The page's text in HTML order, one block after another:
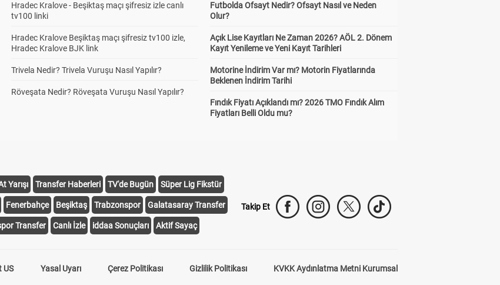
Hradec Kralove - Beşiktaş maçı şifresiz izle canlı
tv100 linki
Hradec Kralove Beşiktaş maçı şifresiz tv100 izle,
Hradec Kralove BJK link
Trivela Nedir? Trivela Vuruşu Nasıl Yapılır?
Röveşata Nedir? Röveşata Vuruşu Nasıl Yapılır?
Futbolda Ofsayt Nedir? Ofsayt Nasıl ve Neden
Olur?
Açık Lise Kayıtları Ne Zaman 2026? AÖL 2. Dönem
Kayıt Yenileme ve Yeni Kayıt Tarihleri
Motorine İndirim Var mı? Motorin Fiyatlarında
Beklenen İndirim Tarihi
Fındık Fiyatı Açıklandı mı? 2026 TMO Fındık Alım
Fiyatları Belli Oldu mu?
Yarışı Transfer Haberleri TV'de Bugün Süper Lig Fikstür
Fenerbahçe Beşiktaş Trabzonspor Galatasaray Transfer
Transfer Canlı İzle iddaa Sonuçları Aktif Sayaç
Takip Et
US Yasal Uyarı Çerez Politikası Gizlilik Politikası KVKK Aydınlatma Metni Kurumsal